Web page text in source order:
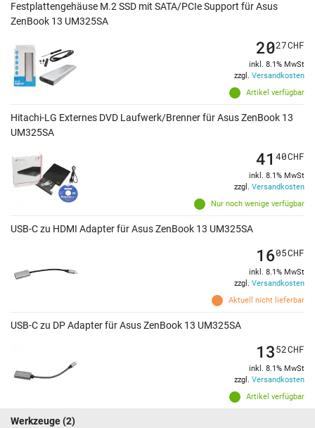
Festplattengehäuse M.2 SSD mit SATA/PCIe Support für Asus
ZenBook 13 UM325SA
Artikel verfügbar
2027CHF
inkl. 8.1% MwSt
zzgl. Versandkosten
Hitachi-LG Externes DVD Laufwerk/Brenner für Asus ZenBook 13
UM325SA
Nur noch wenige verfügbar
41 40CHF
inkl. 8.1% MwSt
zzgl. Versandkosten
USB-C zu HDMI Adapter für Asus ZenBook 13 UM325SA
Aktuell nicht lieferbar
1605CHF
inkl. 8.1% MwSt
zzgl. Versandkosten
USB-C zu DP Adapter für Asus ZenBook 13 UM325SA
Artikel verfügbar
1352CHF
inkl. 8.1% MwSt
zzgl. Versandkosten
Werkzeuge(2)